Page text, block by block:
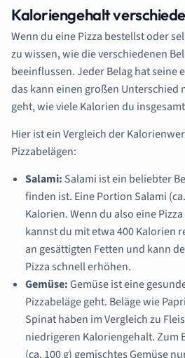
Kaloriengehalt
Wenn du eine Pizza bestellst oder
zu wissen, wie die verschiedenen
beeinflussen. Jeder Belag hat seine
das kann einen großen Unterschied
geht, wie viele Kalorien du
Hier ist ein Vergleich der
Pizzabelägen:
Salami: Salami ist ein beliebter
finden ist. Eine Portion Salami
Kalorien. Wenn du also eine
kannst du mit etwa 400 Kalorien
an gesättigten Fetten und kann
Pizza schnell erhöhen.
Gemüse:Gemüse ist eine
Pizzabeläge geht. Beläge wie
Spinat haben im Vergleich zu
niedrigeren Kaloriengehalt. Zum
(ca. 100 g) gemischtes Gemüse